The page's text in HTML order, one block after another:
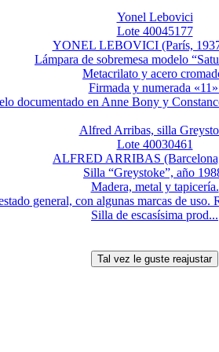
Yonel Lebovici
Lote 40045177
YONEL LEBOVICI (París,
Lámpara de sobremesa modelo
Metacrilato y acero
Firmada y numerada
documentado en Anne Bony y
Alfred Arribas, silla
Lote 40030461
ALFRED ARRIBAS
Silla “Greystoke”, año
Madera, metal y tapicería.
general, con algunas marcas de uso.
Silla de escasísima prod...